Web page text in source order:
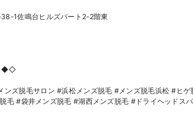
1佐鳴台ヒルズパート2-2階東
ンズ脱毛サロン #浜松メンズ脱毛 #メンズ脱毛浜松 #ヒ
毛 #袋井メンズ脱毛 #湖西メンズ脱毛 #ドライヘッドス